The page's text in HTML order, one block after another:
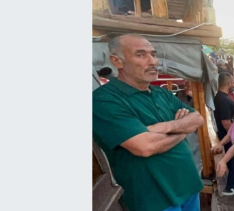
Özel Haber
Kültür Sanat